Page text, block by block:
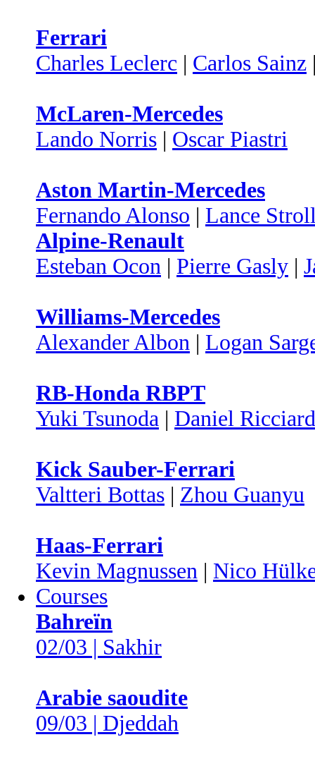
Ferrari
Charles Leclerc | Carlos Sainz
McLaren-Mercedes
Lando Norris | Oscar Piastri
Aston Martin-Mercedes
Fernando Alonso | Lance
Alpine-Renault
Esteban Ocon | Pierre Gasly |
Williams-Mercedes
Alexander Albon | Logan
RB-Honda RBPT
Yuki Tsunoda | Daniel
Kick Sauber-Ferrari
Valtteri Bottas | Zhou Guanyu
Haas-Ferrari
Kevin Magnussen | Nico
Courses
Bahreïn
02/03 | Sakhir
Arabie saoudite
09/03 | Djeddah